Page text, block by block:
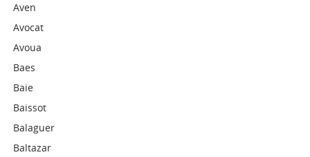
Aven
Avocat
Avoua
Baes
Baie
Baissot
Balaguer
Baltazar